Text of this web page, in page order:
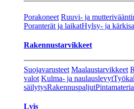
Porakoneet Ruuvi- ja
Poranterät ja laikatHylsy- ja
Rakennustarvikkeet
Suojavarusteet Maalaustarvikkeet
valot Kulma- ja naulauslevyt
säilytysRakennuspaljut
Lvis